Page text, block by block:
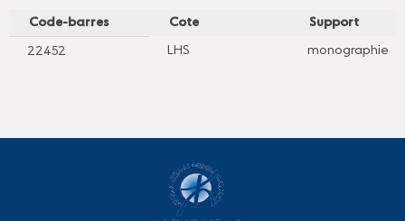
Code-barres Cote Support
22452 LHS monographie